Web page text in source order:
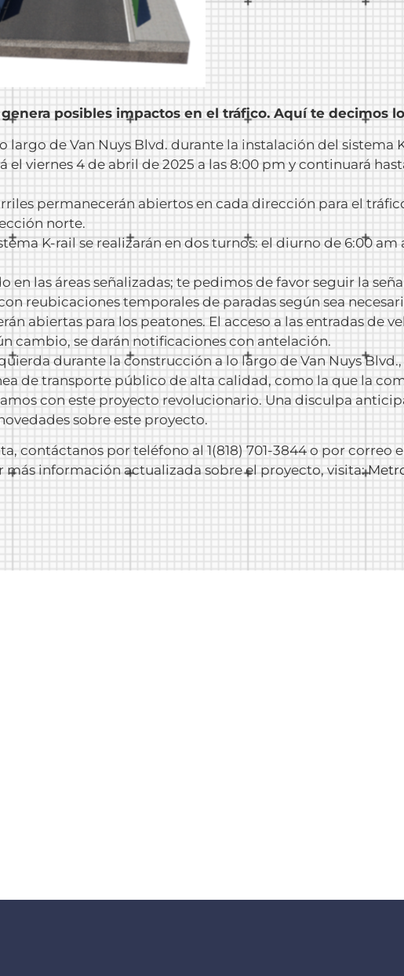
posibles impactos en el tráfico. Aquí te decimos
largo de Van Nuys Blvd. durante la instalación del sistema
el viernes 4 de abril de 2025 a las 8:00 pm y continuará
permanecerán abiertos en cada dirección para el
norte.
K-rail se realizarán en dos turnos: el diurno de 6:00
en las áreas señalizadas; te pedimos de favor seguir la
reubicaciones temporales de paradas según sea
abiertas para los peatones. El acceso a las entradas de
cambio, se darán notificaciones con antelación.
durante la construcción a lo largo de Van Nuys
de transporte público de alta calidad, como la que la
con este proyecto revolucionario. Una disculpa
sobre este proyecto.
contáctanos por teléfono al 1(818) 701-3844 o por correo
más información actualizada sobre el proyecto, visita: